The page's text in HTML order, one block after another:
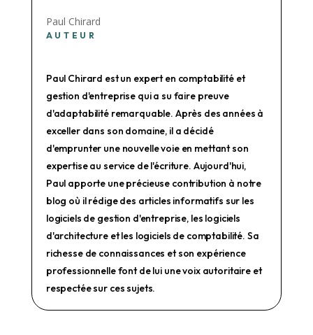
Paul Chirard
AUTEUR
Paul Chirard est un expert en comptabilité et
gestion d'entreprise qui a su faire preuve
d'adaptabilité remarquable. Après des années à
exceller dans son domaine, il a décidé
d'emprunter une nouvelle voie en mettant son
expertise au service de l'écriture. Aujourd'hui,
Paul apporte une précieuse contribution à notre
blog où il rédige des articles informatifs sur les
logiciels de gestion d'entreprise, les logiciels
d'architecture et les logiciels de comptabilité. Sa
richesse de connaissances et son expérience
professionnelle font de lui une voix autoritaire et
respectée sur ces sujets.